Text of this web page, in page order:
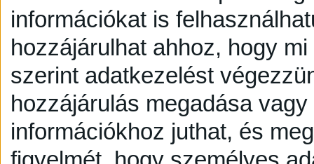
információkat is
hozzájárulhat ahhoz, hogy
szerint adatkezelést
hozzájárulás megadása
információkhoz juthat, és